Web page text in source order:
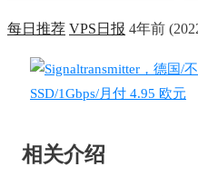
每日推荐 VPS日报 4年前
相关介绍